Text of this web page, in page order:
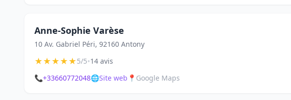
Anne-Sophie Varèse
10 Av. Gabriel Péri, 92160 Antony
★★★★★5/5•14 avis
📞+33660772048🌐Site web 📍 Google Maps